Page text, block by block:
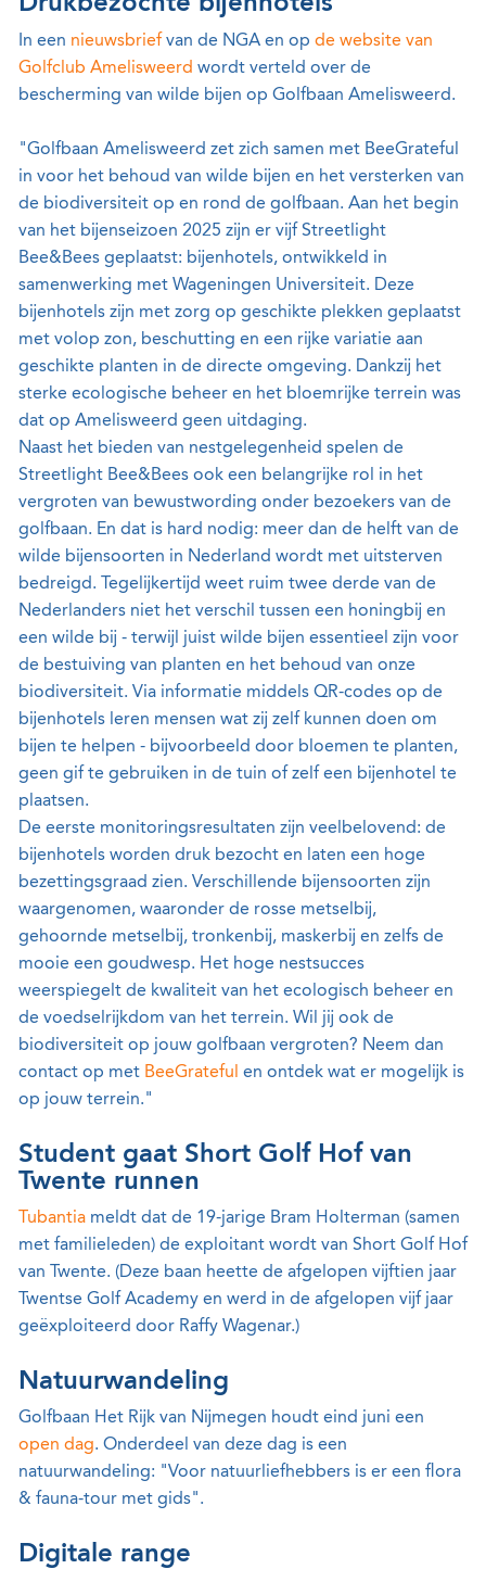
In een nieuwsbrief van de NGA en op de website van
Golfclub Amelisweerd wordt verteld over de
bescherming van wilde bijen op Golfbaan Amelisweerd.
"Golfbaan Amelisweerd zet zich samen met BeeGrateful
in voor het behoud van wilde bijen en het versterken van
de biodiversiteit op en rond de golfbaan. Aan het begin
van het bijenseizoen 2025 zijn er vijf Streetlight
Bee&Bees geplaatst: bijenhotels, ontwikkeld in
samenwerking met Wageningen Universiteit. Deze
bijenhotels zijn met zorg op geschikte plekken geplaatst
met volop zon, beschutting en een rijke variatie aan
geschikte planten in de directe omgeving. Dankzij het
sterke ecologische beheer en het bloemrijke terrein was
dat op Amelisweerd geen uitdaging.
Naast het bieden van nestgelegenheid spelen de
Streetlight Bee&Bees ook een belangrijke rol in het
vergroten van bewustwording onder bezoekers van de
golfbaan. En dat is hard nodig: meer dan de helft van de
wilde bijensoorten in Nederland wordt met uitsterven
bedreigd. Tegelijkertijd weet ruim twee derde van de
Nederlanders niet het verschil tussen een honingbij en
een wilde bij - terwijl juist wilde bijen essentieel zijn voor
de bestuiving van planten en het behoud van onze
biodiversiteit. Via informatie middels QR-codes op de
bijenhotels leren mensen wat zij zelf kunnen doen om
bijen te helpen - bijvoorbeeld door bloemen te planten,
geen gif te gebruiken in de tuin of zelf een bijenhotel te
plaatsen.
De eerste monitoringsresultaten zijn veelbelovend: de
bijenhotels worden druk bezocht en laten een hoge
bezettingsgraad zien. Verschillende bijensoorten zijn
waargenomen, waaronder de rosse metselbij,
gehoornde metselbij, tronkenbij, maskerbij en zelfs de
mooie een goudwesp. Het hoge nestsucces
weerspiegelt de kwaliteit van het ecologisch beheer en
de voedselrijkdom van het terrein. Wil jij ook de
biodiversiteit op jouw golfbaan vergroten? Neem dan
contact op met BeeGrateful en ontdek wat er mogelijk is
op jouw terrein."
Student gaat Short Golf Hof van
Twente runnen
Tubantia meldt dat de 19-jarige Bram Holterman (samen
met familieleden) de exploitant wordt van Short Golf Hof
van Twente. (Deze baan heette de afgelopen vijftien jaar
Twentse Golf Academy en werd in de afgelopen vijf jaar
geëxploiteerd door Raffy Wagenar.)
Natuurwandeling
Golfbaan Het Rijk van Nijmegen houdt eind juni een
open dag. Onderdeel van deze dag is een
natuurwandeling: "Voor natuurliefhebbers is er een flora
& fauna-tour met gids".
Digitale range